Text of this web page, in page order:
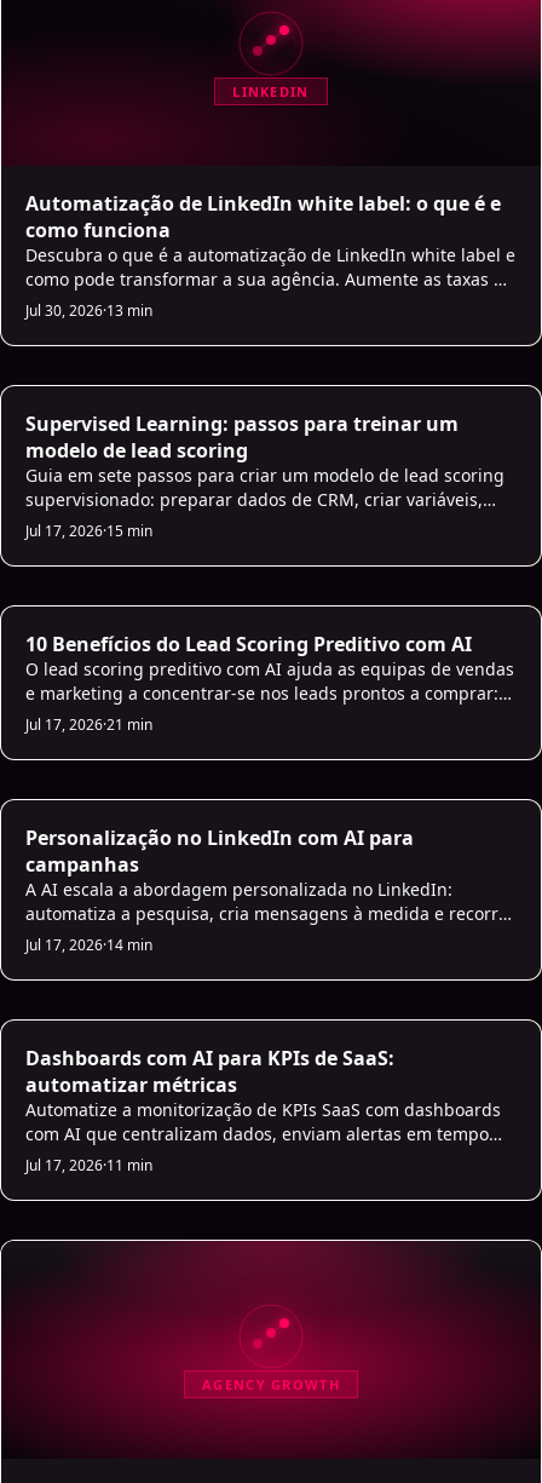
LINKEDIN
Automatização de LinkedIn white label: o que é e
como funciona
Descubra o que é a automatização de LinkedIn white label e
como pode transformar a sua agência. Aumente as taxas de
conexão em 2,5x e poupe 15 horas por semana por cliente.
Jul 30, 2026·13 min
Sales Strategies
Supervised Learning: passos para treinar um
modelo de lead scoring
Guia em sete passos para criar um modelo de lead scoring
supervisionado: preparar dados de CRM, criar variáveis,
treinar, avaliar, implementar e monitorizar.
Jul 17, 2026·15 min
AI Lead Scoring
10 Benefícios do Lead Scoring Preditivo com AI
O lead scoring preditivo com AI ajuda as equipas de vendas
e marketing a concentrar-se nos leads prontos a comprar:
aumenta as conversões, encurta os ciclos de venda e
melhora a priorização de leads, a personalização e os
insights em tempo real.
Jul 17, 2026·21 min
LinkedIn Strategies
Personalização no LinkedIn com AI para
campanhas
A AI escala a abordagem personalizada no LinkedIn:
automatiza a pesquisa, cria mensagens à medida e recorre
ao ajuste humano para elevar as taxas de resposta.
Jul 17, 2026·14 min
Sales Strategies
Dashboards com AI para KPIs de SaaS:
automatizar métricas
Automatize a monitorização de KPIs SaaS com dashboards
com AI que centralizam dados, enviam alertas em tempo
real e entregam insights preditivos de vendas.
Jul 17, 2026·11 min
AGENCY GROWTH